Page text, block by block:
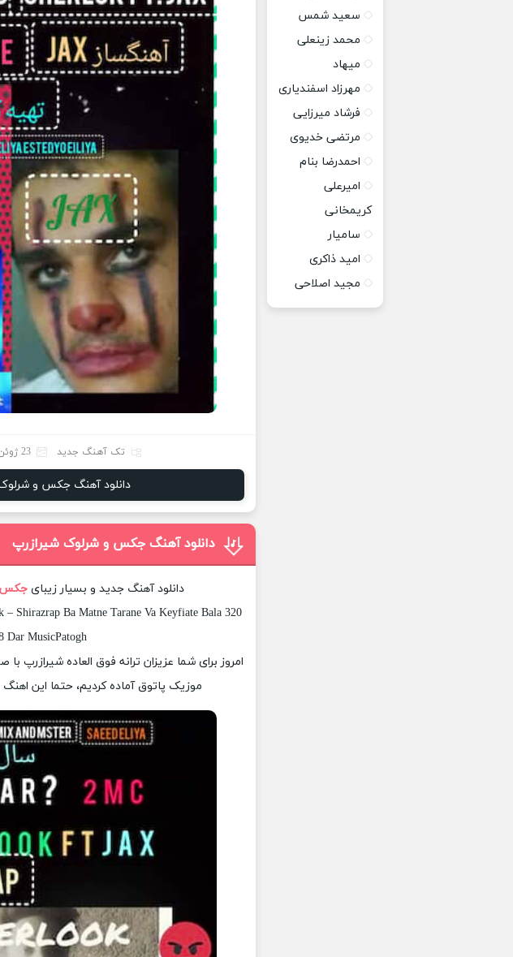
تک آهنگ جدید 23 ژوئن 2024
دانلود آهنگ جکس و
دانلود آهنگ جکس و شرلوک شیرازرپ
دانلود آهنگ جدید و بسیار زیبای جکس
Shirazrap Ba Matne Tarane Va Keyfiate Bala 320
Dar MusicPatogh
امروز برای شما عزیزان ترانه فوق العاده
موزیک پاتوق آماده کردیم، حتما این
سعید شمس
محمد زینعلی
میهاد
مهرزاد اسفندیاری
فرشاد میرزایی
مرتضی خدیوی
احمدرضا بنام
امیرعلی
کریمخانی
سامیار
امید ذاکری
مجید اصلاحی